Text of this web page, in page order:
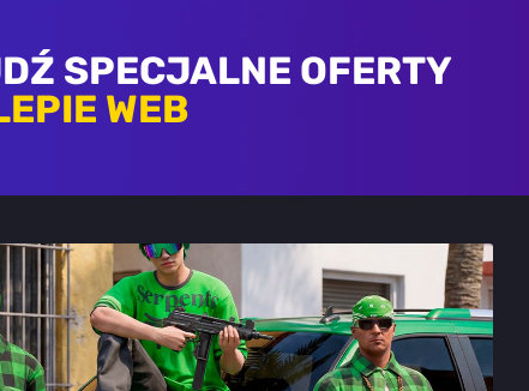
SPECJALNE OFERTY
WEB